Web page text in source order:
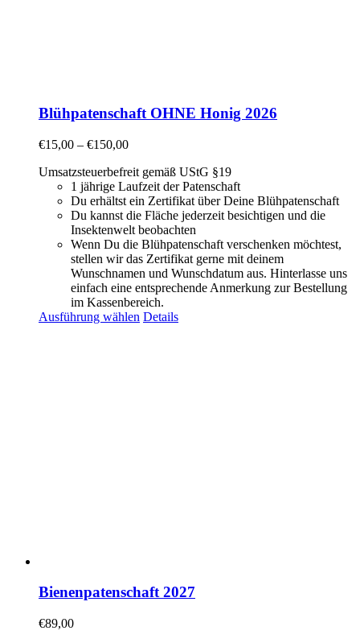
Blühpatenschaft OHNE Honig 2026
€15,00 – €150,00
Umsatzsteuerbefreit gemäß UStG §19
1 jährige Laufzeit der Patenschaft
Du erhältst ein Zertifikat über Deine Blühpatenschaft
Du kannst die Fläche jederzeit besichtigen und die
Insektenwelt beobachten
Wenn Du die Blühpatenschaft verschenken möchtest,
stellen wir das Zertifikat gerne mit deinem
Wunschnamen und Wunschdatum aus. Hinterlasse uns
einfach eine entsprechende Anmerkung zur Bestellung
im Kassenbereich.
Ausführung wählen Details
Bienenpatenschaft 2027
€89,00